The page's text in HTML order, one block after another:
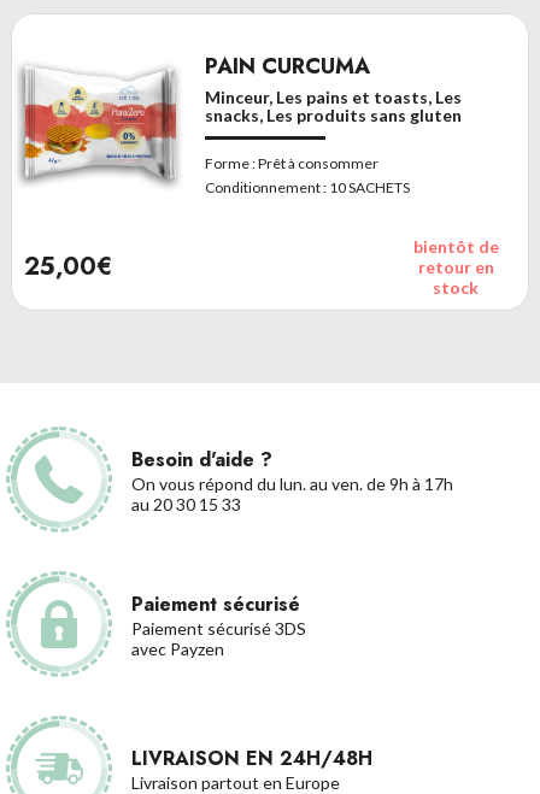
PAIN CURCUMA
Minceur, Les pains et toasts, Les
snacks, Les produits sans gluten
Forme :Prêt à consommer
Conditionnement : 10 SACHETS
25,00€
bientôt de
retour en
stock
Besoin d'aide ?
On vous répond du lun. au ven. de 9h à 17h
au 20 30 15 33
Paiement sécurisé
Paiement sécurisé 3DS
avec Payzen
LIVRAISON EN 24H/48H
Livraison partout en Europe